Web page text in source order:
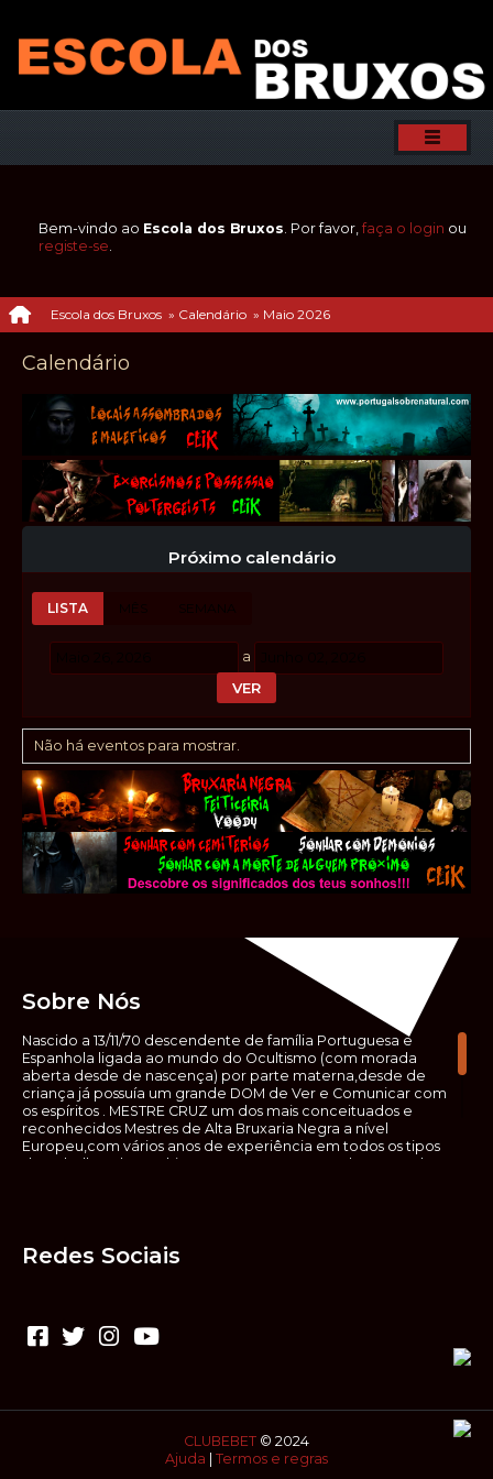
Bem-vindo ao Escola dos Bruxos. Por favor, faça o login ou
registe-se.
Escola dos Bruxos » Calendário » Maio 2026
Calendário
Próximo calendário
LISTA MÊS SEMANA
a
Não há eventos para mostrar.
Sobre Nós
Nascido a 13/11/70 descendente de família Portuguesa e
Espanhola ligada ao mundo do Ocultismo (com morada
aberta desde de nascença) por parte materna,desde de
criança já possuía um grande DOM de Ver e Comunicar com
os espíritos . MESTRE CRUZ um dos mais conceituados e
reconhecidos Mestres de Alta Bruxaria Negra a nível
Europeu,com vários anos de experiência em todos os tipos
de trabalhos de Ocultismo. Escreveu os seus saberes ocultos
não o faça sem precauções e sem possuir a devida
poderão causar danos. Consultai por isso sempre um
(médium) conhecedor, quando se trata de fazer trabalhos
Redes Sociais
CLUBEBET © 2024
Ajuda
Termos e regras